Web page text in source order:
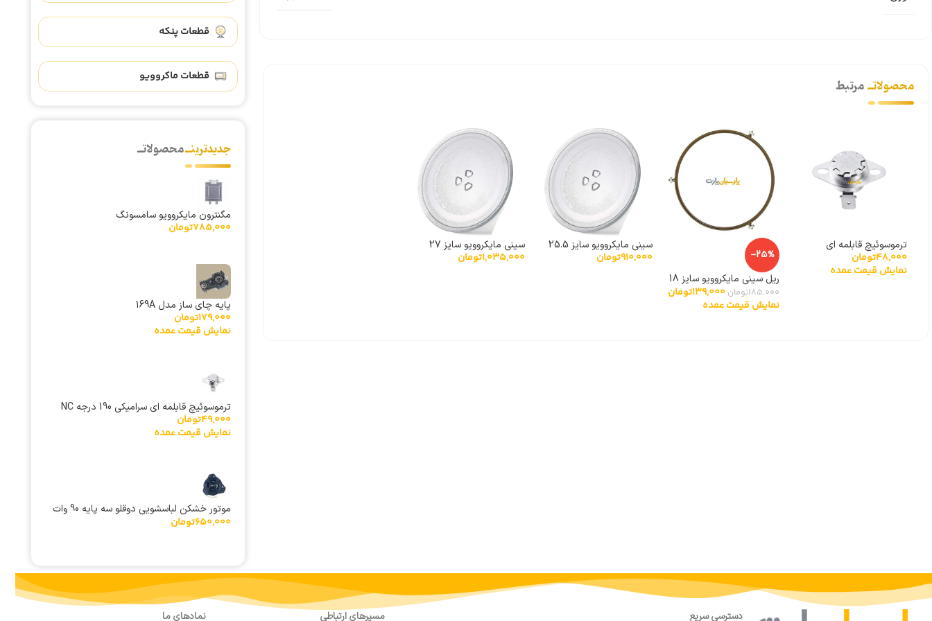
محصولاتــمرتبط
ترموسوئیچ قابلمه ای
سرامیکی 170 درجه
48,000تومان
نمایش قیمت عمده
-25%
ریل سینی مایکروویو سایز 18
سانتی متر
185,000تومان 139,000تومان
نمایش قیمت عمده
سینی مایکروویو سایز 25.5
پیرکس نشکن خارجی
910,000تومان
سینی مایکروویو سایز 27
پیرکس نشکن خارجی
1,035,000تومان
قطعات پنکه
قطعات ماکروویو
جدیدترینــمحصولاتــ
مگنترون مایکروویو سامسونگ
785,000تومان
پایه چای ساز مدل 169A
179,000تومان
نمایش قیمت عمده
ترموسوئیچ قابلمه ای سرامیکی 190 درجه NC
49,000تومان
نمایش قیمت عمده
موتور خشکن لباسشویی دوقلو سه پایه 90 وات
مس
650,000تومان
دسترسی سریع مسیرهای ارتباطی نمادهای ما